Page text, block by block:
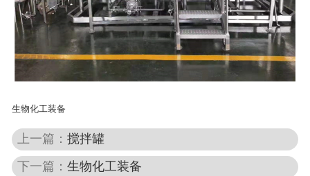
销售网络
在线留言
生物化工装备
上一篇：搅拌罐
下一篇：生物化工装备